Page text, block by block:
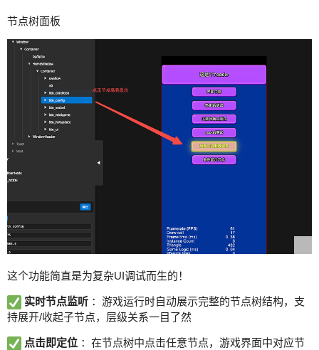
节点树面板
这个功能简直是为复杂UI调试而生的！
实时节点监听 ：游戏运行时自动展示完整的节点树结构，支
持展开/收起子节点，层级关系一目了然
点击即定位 ：在节点树中点击任意节点，游戏界面中对应节